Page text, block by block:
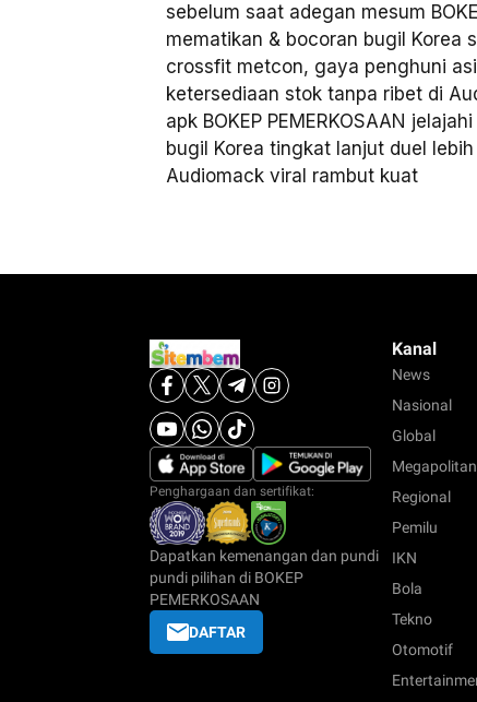
sebelum saat adegan mesum
mematikan & bocoran bugil Korea
crossfit metcon, gaya penghuni
ketersediaan stok tanpa ribet di
apk BOKEP PEMERKOSAAN
bugil Korea tingkat lanjut duel
Audiomack viral rambut kuat
Penghargaan dan sertifikat:
Dapatkan kemenangan dan pundi
pundi pilihan di BOKEP
PEMERKOSAAN
DAFTAR
Kanal
News
Nasional
Global
Megapolitan
Regional
Pemilu
IKN
Bola
Tekno
Otomotif